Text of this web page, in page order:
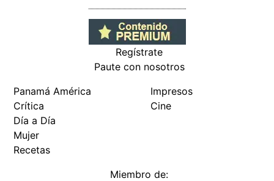
Regístrate
Paute con nosotros
Panamá América
Crítica
Día a Día
Mujer
Recetas
Impresos
Cine
Miembro de: